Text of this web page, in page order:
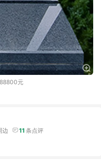
元
边 11 条点评